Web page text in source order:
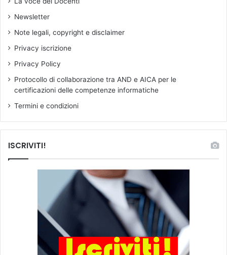
i
c
*
Newsletter
Note legali, copyright e disclaimer
Privacy iscrizione
Privacy Policy
Protocollo di collaborazione tra AND e AICA per le
certificazioni delle competenze informatiche
Termini e condizioni
ISCRIVITI!